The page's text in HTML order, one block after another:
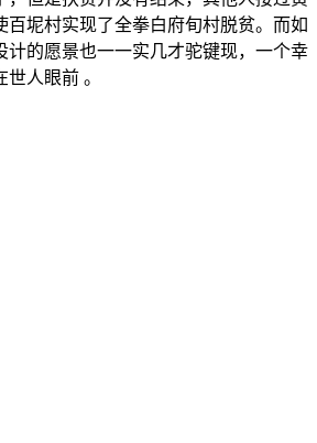
百坭村实现了全拳白府旬村脱贫。而如
计的愿景也一一实几才驼键现，一个幸
人眼前 。